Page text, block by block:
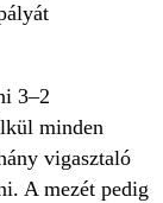
3–2
minden
vigasztaló
A mezét pedig